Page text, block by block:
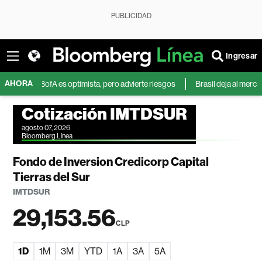
PUBLICIDAD
Ingresar
AHORA
BofA es optimista, pero advierte riesgos Brasil deja al mercado
Cotización IMTDSUR
agosto 07, 2026
Bloomberg Línea
Fondo de Inversion Credicorp Capital
Tierras del Sur
IMTDSUR
29,153.56CLP
1D 1M 3M YTD 1A 3A 5A